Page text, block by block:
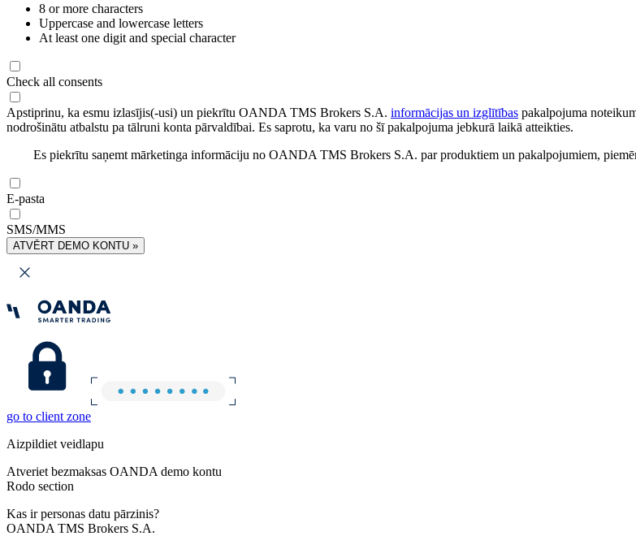
8 or more characters
Uppercase and lowercase letters
At least one digit and special character
Check all consents
Apstiprinu, ka esmu izlasījis(-usi) un piekrītu OANDA TMS Brokers S.A. informācijas un izglītības pakalpojuma
nodrošinātu atbalstu pa tālruni konta pārvaldībai. Es saprotu, ka varu no šī pakalpojuma jebkurā laikā atteikties.
Es piekrītu saņemt mārketinga informāciju no OANDA TMS Brokers S.A. par produktiem un pakalpojumiem,
E-pasta
SMS/MMS
ATVĒRT DEMO KONTU »
go to client zone
Aizpildiet veidlapu
Atveriet bezmaksas OANDA demo kontu
Rodo section
Kas ir personas datu pārzinis?
OANDA TMS Brokers S.A.